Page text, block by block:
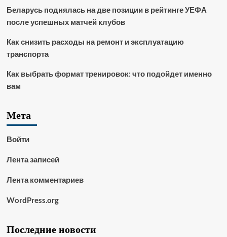
Беларусь поднялась на две позиции в рейтинге УЕФА
после успешных матчей клубов
Как снизить расходы на ремонт и эксплуатацию
транспорта
Как выбрать формат тренировок: что подойдет именно
вам
Мета
Войти
Лента записей
Лента комментариев
WordPress.org
Последние новости